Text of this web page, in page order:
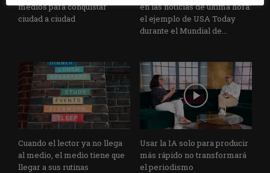
medios para conquistar
ciudad a ciudad
en las noticias de última hora:
el ejemplo de USA Today
durante el Mundial de...
Cuando el lector ya no llega
al medio, el medio tiene que
llegar a sus rutinas
Usar la IA solo para producir
más rápido no transformará
el periodismo